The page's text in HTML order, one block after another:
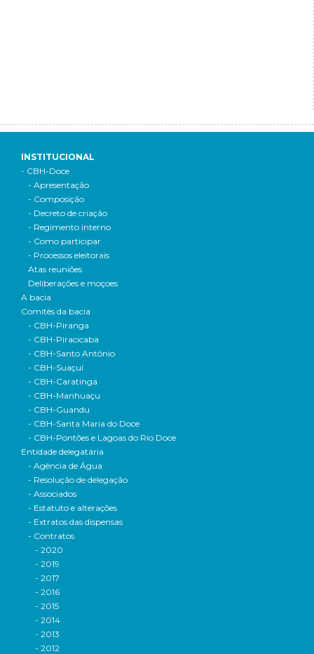
INSTITUCIONAL
- CBH-Doce
- Apresentação
- Composição
- Decreto de criação
- Regimento interno
- Como participar
- Processos eleitorais
Atas reuniões
Deliberações e moçoes
A bacia
Comitês da bacia
- CBH-Piranga
- CBH-Piracicaba
- CBH-Santo Antônio
- CBH-Suaçuí
- CBH-Caratinga
- CBH-Manhuaçu
- CBH-Guandu
- CBH-Santa Maria do Doce
- CBH-Pontões e Lagoas do Rio Doce
Entidade delegatária
- Agência de Água
- Resolução de delegação
- Associados
- Estatuto e alterações
- Extratos das dispensas
- Contratos
- 2020
- 2019
- 2017
- 2016
- 2015
- 2014
- 2013
- 2012